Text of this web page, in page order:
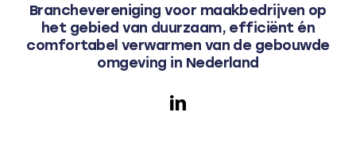
Branchevereniging voor maakbedrijven op
het gebied van duurzaam, efficiënt én
comfortabel verwarmen van de gebouwde
omgeving in Nederland